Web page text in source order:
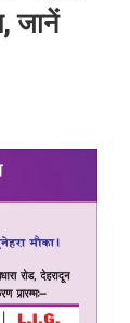
जानें